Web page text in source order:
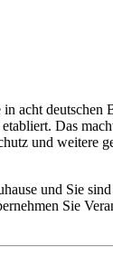
acht
Das
und weitere
und Sie
Sie